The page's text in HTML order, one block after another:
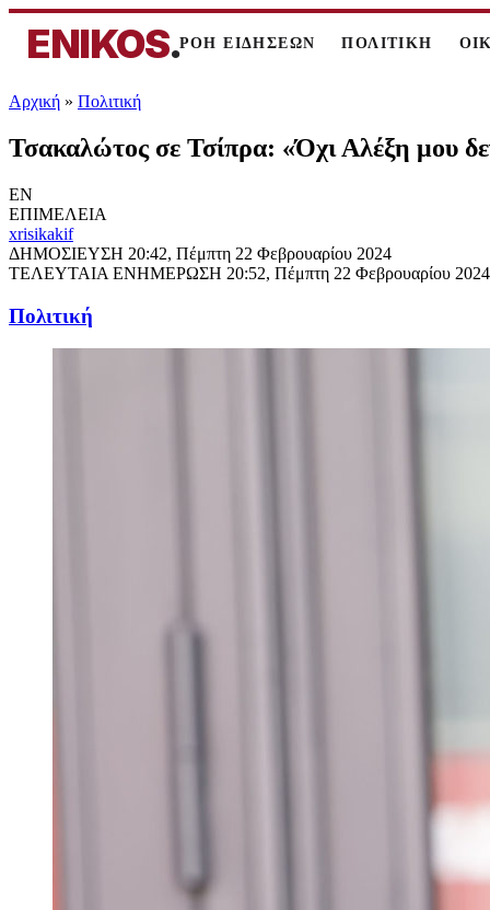
ENIKOS.ΡΟΗ ΕΙΔΗΣΕΩΝ ΠΟΛΙΤΙΚΗ
Αρχική » Πολιτική
Τσακαλώτος σε Τσίπρα: «Όχι Αλέξη μου
EN
ΕΠΙΜΕΛΕΙΑ
xrisikakif
ΔΗΜΟΣΙΕΥΣΗ 20:42, Πέμπτη 22 Φεβρουαρίου 2024
ΤΕΛΕΥΤΑΙΑ ΕΝΗΜΕΡΩΣΗ 20:52, Πέμπτη 22 Φεβρουαρίου 2024
Πολιτική